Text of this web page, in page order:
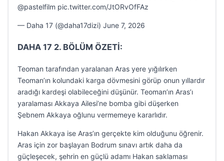
@pastelfilm pic.twitter.com/JtORvOfFAz
— Daha 17 (@daha17dizi) June 7, 2026
DAHA 17 2. BÖLÜM ÖZETİ:
Teoman tarafından yaralanan Aras yere yığılırken
Teoman’ın kolundaki karga dövmesini görüp onun yıllardır
aradığı kardeşi olabileceğini düşünür. Teoman’ın Aras’ı
yaralaması Akkaya Ailesi’ne bomba gibi düşerken
Şebnem Akkaya oğlunu vermemeye kararlıdır.
Hakan Akkaya ise Aras’ın gerçekte kim olduğunu öğrenir.
Aras için zor başlayan Bodrum sınavı artık daha da
güçleşecek, şehrin en güçlü adamı Hakan saklaması